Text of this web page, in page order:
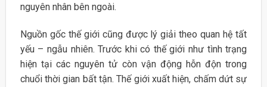
nguyên nhân bên ngoài.
Nguồn gốc thế giới cũng được lý giải theo quan hệ tất
yếu – ngẫu nhiên. Trước khi có thế giới như tình trạng
hiện tại các nguyên tử còn vận động hỗn độn trong
chuổi thời gian bất tận. Thế giới xuất hiện, chấm dứt sự